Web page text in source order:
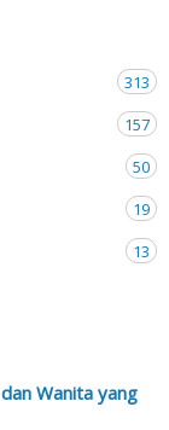
313
157
50
19
13
Wanita yang